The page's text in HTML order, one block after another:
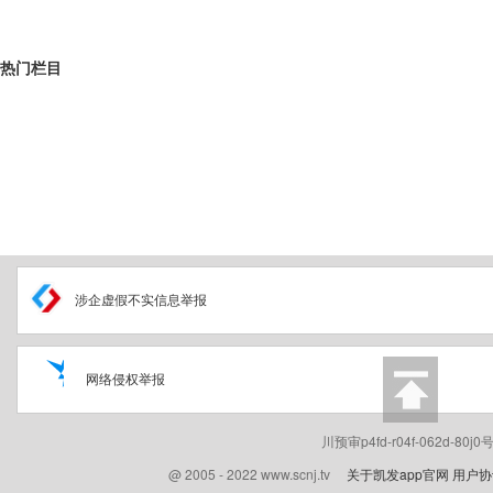
热门栏目
涉企虚假不实信息举报
网络侵权举报
川预审p4fd-r04f-062d-80j0
@ 2005 - 2022 www.scnj.tv 关于凯发app官网 用户